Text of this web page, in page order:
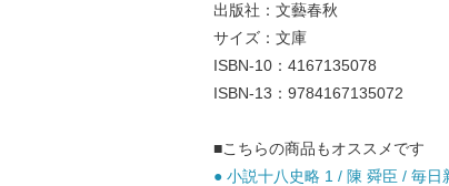
出版社：文藝春秋
サイズ：文庫
ISBN-10：4167135078
ISBN-13：9784167135072
■こちらの商品もオススメです
● 小説十八史略 1 / 陳 舜臣 / 毎日